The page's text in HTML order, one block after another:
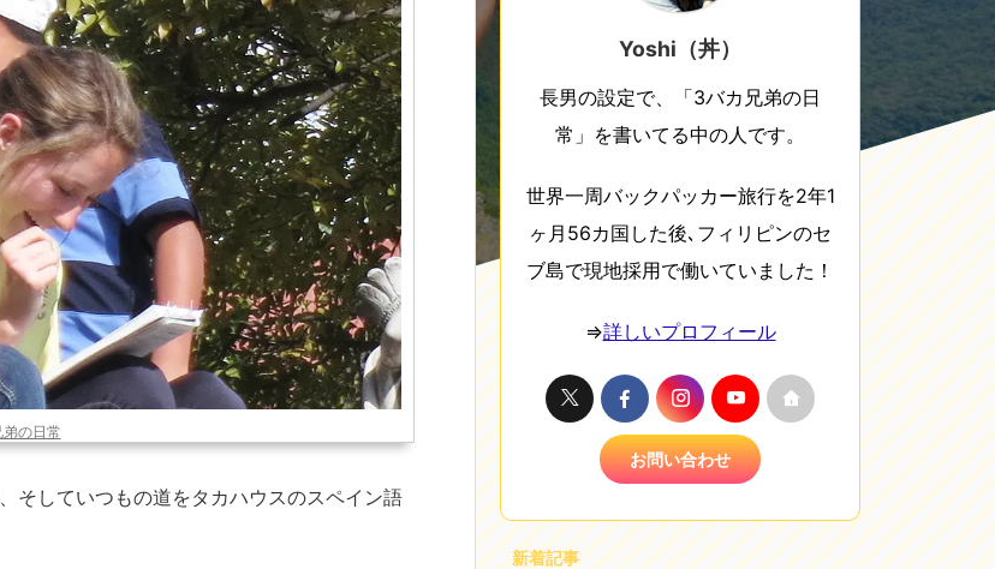
の日常
そしていつもの道をタカハウスのスペイン語
Yoshi（丼）
長男の設定で、「3バカ兄弟の日
常」を書いてる中の人です。
世界一周バックパッカー旅行を2年1
ヶ月56カ国した後､フィリピンのセ
ブ島で現地採用で働いていました！
⇒詳しいプロフィール
お問い合わせ
新着記事